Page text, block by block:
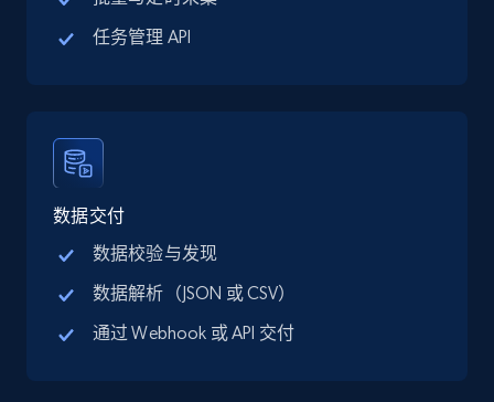
Google Maps full information - Collect
Google Maps Businesses data by place id
Place id, URL, Country, Name, Category,
Address, Description, Business details, and
13.2K+ 1.7K+
任务管理 API
数据交付
数据校验与发现
数据解析（JSON 或 CSV）
通过 Webhook 或 API 交付